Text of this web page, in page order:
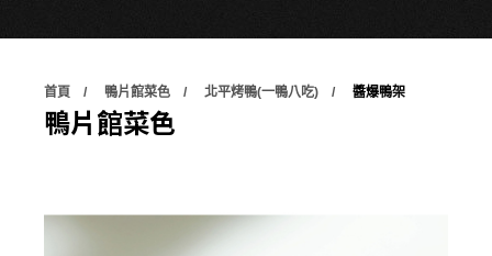
首頁 鴨片館菜色 北平烤鴨(一鴨八吃) 醬爆鴨架
鴨片館菜色